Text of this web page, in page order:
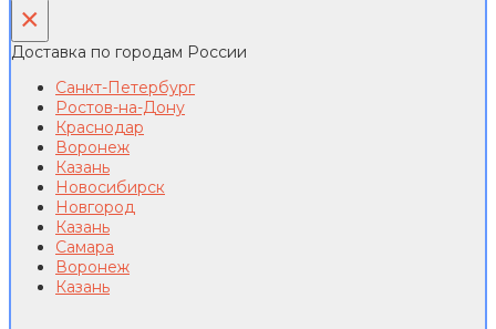
×
Доставка по городам России
Санкт-Петербург
Ростов-на-Дону
Краснодар
Воронеж
Казань
Новосибирск
Новгород
Казань
Самара
Воронеж
Казань